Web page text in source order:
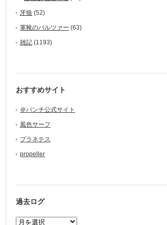
牙狼 (52)
軍靴のバルツァー (63)
雑記 (1193)
おすすめサイト
＠バンチ公式サイト
風色サーフ
プラネテス
propeller
過去ログ